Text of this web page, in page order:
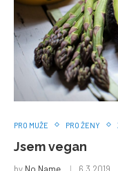
PRO MUŽE PRO ŽENY
Jsem vegan
by No Name 6.3.2019